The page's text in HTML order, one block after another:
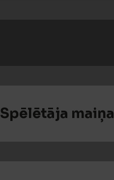
Spēlētāja maiņa